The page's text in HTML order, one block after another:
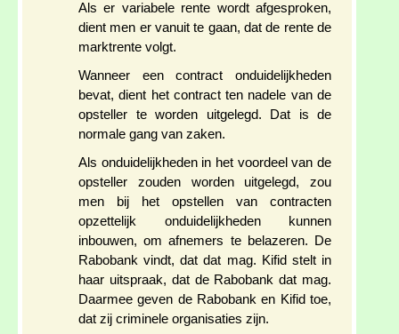
Als er variabele rente wordt afgesproken,
dient men er vanuit te gaan, dat de rente de
marktrente volgt.
Wanneer een contract onduidelijkheden
bevat, dient het contract ten nadele van de
opsteller te worden uitgelegd. Dat is de
normale gang van zaken.
Als onduidelijkheden in het voordeel van de
opsteller zouden worden uitgelegd, zou
men bij het opstellen van contracten
opzettelijk onduidelijkheden kunnen
inbouwen, om afnemers te belazeren. De
Rabobank vindt, dat dat mag. Kifid stelt in
haar uitspraak, dat de Rabobank dat mag.
Daarmee geven de Rabobank en Kifid toe,
dat zij criminele organisaties zijn.